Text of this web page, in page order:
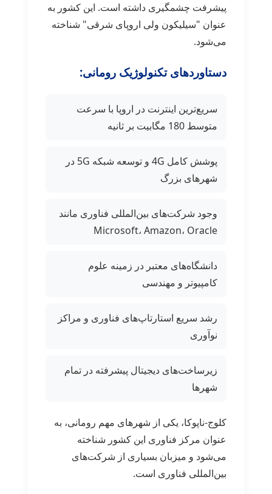
پیشرفت چشمگیری داشته است. این کشور به
عنوان "سیلیکون ولی اروپای شرقی" شناخته
می‌شود.
دستاوردهای تکنولوژیک رومانی:
سریع‌ترین اینترنت در اروپا با سرعت
متوسط 180 مگابیت بر ثانیه
پوشش کامل 4G و توسعه شبکه 5G در
شهرهای بزرگ
وجود شرکت‌های بین‌المللی فناوری مانند
Microsoft، Amazon، Oracle
دانشگاه‌های معتبر در زمینه علوم
کامپیوتر و مهندسی
رشد سریع استارتاپ‌های فناوری و مراکز
نوآوری
زیرساخت‌های دیجیتال پیشرفته در تمام
شهرها
کلوج-ناپوکا، یکی از شهرهای مهم رومانی، به
عنوان مرکز فناوری این کشور شناخته
می‌شود و میزبان بسیاری از شرکت‌های
بین‌المللی فناوری است.